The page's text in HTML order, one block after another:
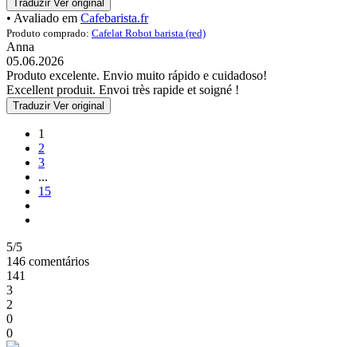
Traduzir Ver original
• Avaliado em Cafebarista.fr
Produto comprado: Cafelat Robot barista (red)
Anna
05.06.2026
Produto excelente. Envio muito rápido e cuidadoso!
Excellent produit. Envoi très rapide et soigné !
Traduzir Ver original
1
2
3
...
15
5/5
146 comentários
141
3
2
0
0